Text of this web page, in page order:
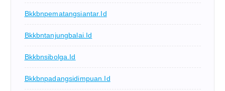
Bkkbnpematangsiantar.id
Bkkbntanjungbalai.id
Bkkbnsibolga.id
Bkkbnpadangsidimpuan.id